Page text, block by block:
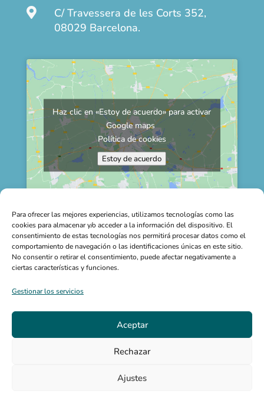
Para ofrecer las mejores experiencias, utilizamos tecnologías como las
cookies para almacenar y/o acceder a la información del dispositivo. El
consentimiento de estas tecnologías nos permitirá procesar datos como el
comportamiento de navegación o las identificaciones únicas en este sitio.
No consentir o retirar el consentimiento, puede afectar negativamente a
ciertas características y funciones.
Gestionar los servicios
Aceptar
Rechazar
Ajustes

C/ Travessera de les Corts 352,
08029 Barcelona.
Haz clic en «Estoy de acuerdo» para activar
Google maps
Política de cookies
Estoy de acuerdo
TEXTOS LEGALES
Aviso Legal
Política de Privacidad
Política de Cookies
fotografías de portada deGemma Silvestre